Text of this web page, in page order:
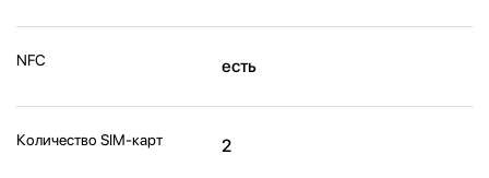
NFC есть
Количество SIM-карт 2